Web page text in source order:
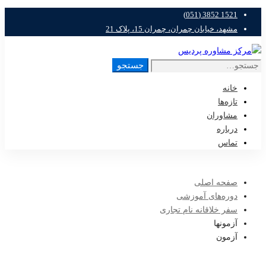
1521 3852 (051)
مشهد، خیابان چمران، چمران 15، پلاک 21
جستجو
خانه
تازه‌ها
مشاوران
درباره
تماس
صفحه اصلی
دوره‌های آموزشی
سفر خلاقانه نام تجاری
آزمونها
آزمون